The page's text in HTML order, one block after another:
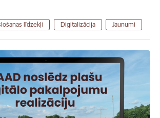
līdzekļi Digitalizācija Jaunumi